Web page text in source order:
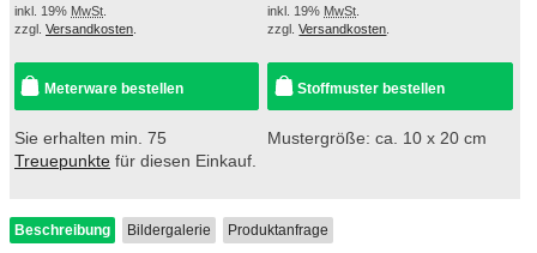
inkl. 19% MwSt
zzgl. Versandkosten
Meterware bestellen
Sie erhalten min. 75
Treuepunkte für diesen Einkauf.
inkl. 19% MwSt
zzgl.Versandkosten
Stoffmuster bestellen
Mustergröße: ca. 10 x 20 cm
Beschreibung Bildergalerie Produktanfrage